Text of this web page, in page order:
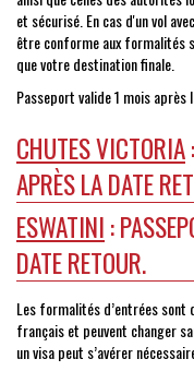
et sécurisé. En cas d'un vol
être conforme aux formalités
que votre destination finale.
Passeport valide 1 mois après
CHUTES VICTORIA
APRÈS LA DATE
ESWATINI :
DATE RETOUR.
Les formalités d’entrées
français et peuvent changer
un visa peut s’avérer